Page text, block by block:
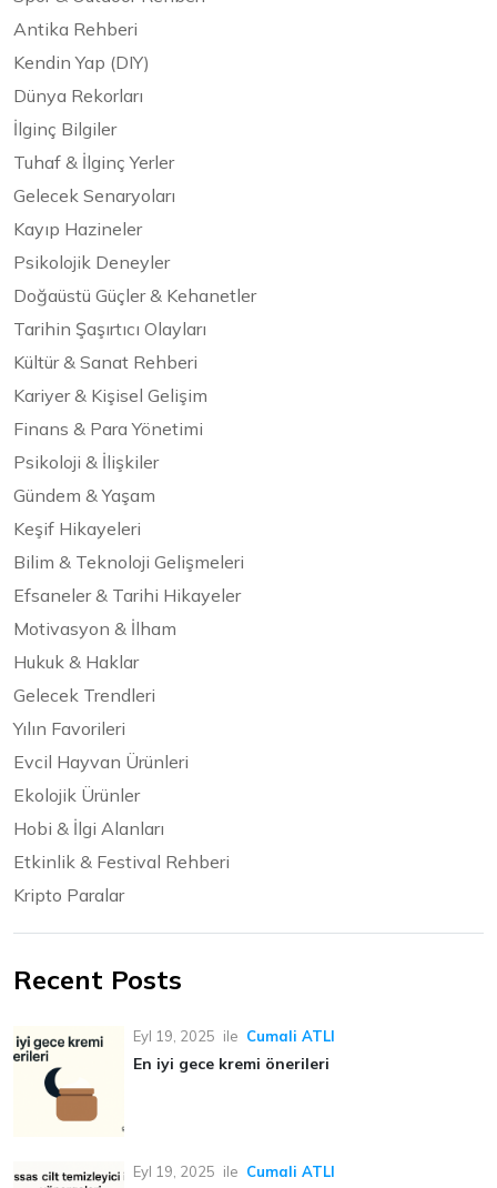
Antika Rehberi
Kendin Yap (DIY)
Dünya Rekorları
İlginç Bilgiler
Tuhaf & İlginç Yerler
Gelecek Senaryoları
Kayıp Hazineler
Psikolojik Deneyler
Doğaüstü Güçler & Kehanetler
Tarihin Şaşırtıcı Olayları
Kültür & Sanat Rehberi
Kariyer & Kişisel Gelişim
Finans & Para Yönetimi
Psikoloji & İlişkiler
Gündem & Yaşam
Keşif Hikayeleri
Bilim & Teknoloji Gelişmeleri
Efsaneler & Tarihi Hikayeler
Motivasyon & İlham
Hukuk & Haklar
Gelecek Trendleri
Yılın Favorileri
Evcil Hayvan Ürünleri
Ekolojik Ürünler
Hobi & İlgi Alanları
Etkinlik & Festival Rehberi
Kripto Paralar
Recent Posts
Eyl 19, 2025 ile Cumali ATLI
En iyi gece kremi önerileri
Eyl 19, 2025 ile Cumali ATLI